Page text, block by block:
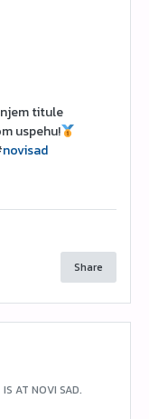
titule
uspehu!
novisad
Share
IS AT NOVI SAD.